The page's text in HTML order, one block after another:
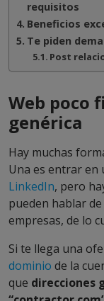
requisitos
Beneficios
Te piden
Post
Web poco
genérica
Hay muchas
Una es entrar en
LinkedIn, pero
pueden hablar
empresas, de lo
Si te llega una
dominio de la
que direcciones